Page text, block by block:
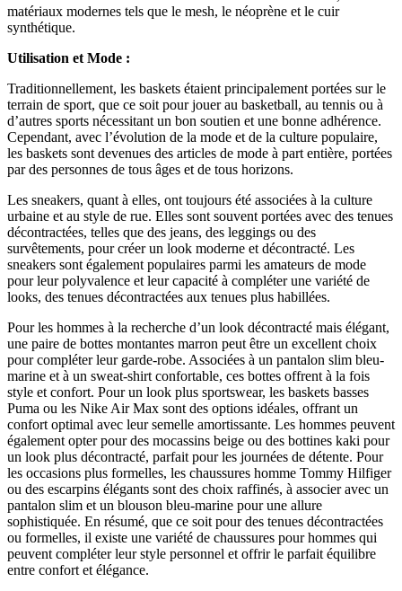
matériaux modernes tels que le mesh, le néoprène et le cuir
synthétique.
Utilisation et Mode :
Traditionnellement, les baskets étaient principalement portées sur le
terrain de sport, que ce soit pour jouer au basketball, au tennis ou à
d’autres sports nécessitant un bon soutien et une bonne adhérence.
Cependant, avec l’évolution de la mode et de la culture populaire,
les baskets sont devenues des articles de mode à part entière, portées
par des personnes de tous âges et de tous horizons.
Les sneakers, quant à elles, ont toujours été associées à la culture
urbaine et au style de rue. Elles sont souvent portées avec des tenues
décontractées, telles que des jeans, des leggings ou des
survêtements, pour créer un look moderne et décontracté. Les
sneakers sont également populaires parmi les amateurs de mode
pour leur polyvalence et leur capacité à compléter une variété de
looks, des tenues décontractées aux tenues plus habillées.
Pour les hommes à la recherche d’un look décontracté mais élégant,
une paire de bottes montantes marron peut être un excellent choix
pour compléter leur garde-robe. Associées à un pantalon slim bleu-
marine et à un sweat-shirt confortable, ces bottes offrent à la fois
style et confort. Pour un look plus sportswear, les baskets basses
Puma ou les Nike Air Max sont des options idéales, offrant un
confort optimal avec leur semelle amortissante. Les hommes peuvent
également opter pour des mocassins beige ou des bottines kaki pour
un look plus décontracté, parfait pour les journées de détente. Pour
les occasions plus formelles, les chaussures homme Tommy Hilfiger
ou des escarpins élégants sont des choix raffinés, à associer avec un
pantalon slim et un blouson bleu-marine pour une allure
sophistiquée. En résumé, que ce soit pour des tenues décontractées
ou formelles, il existe une variété de chaussures pour hommes qui
peuvent compléter leur style personnel et offrir le parfait équilibre
entre confort et élégance.